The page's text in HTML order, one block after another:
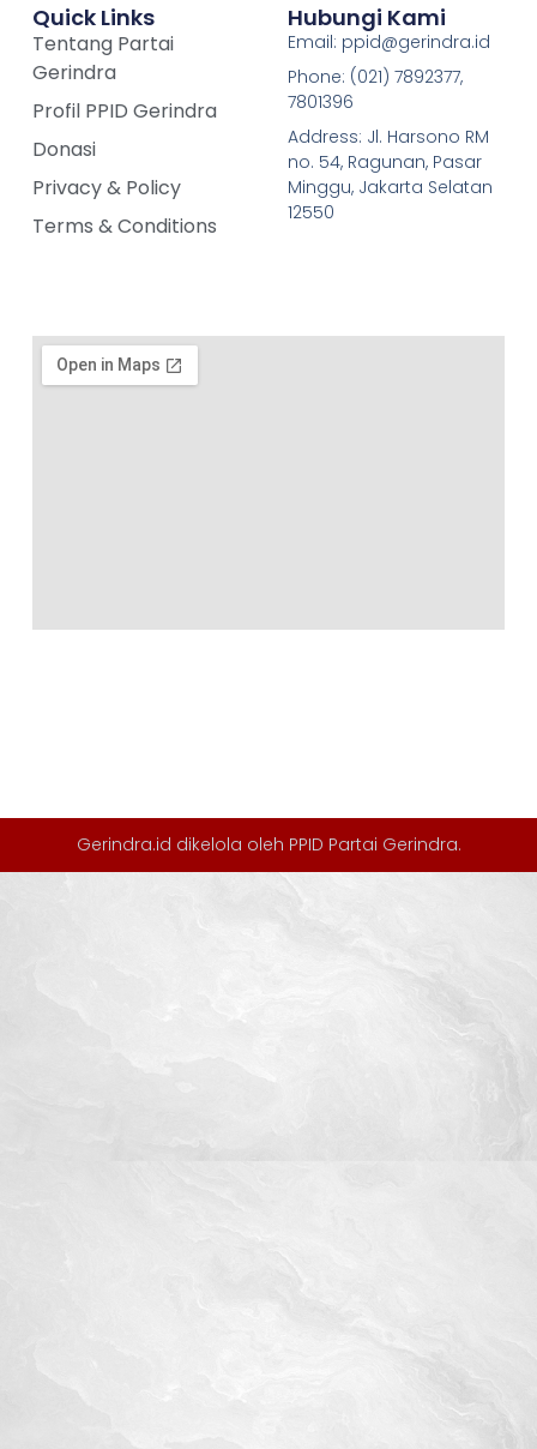
Quick Links
Tentang Partai
Gerindra
Profil PPID Gerindra
Donasi
Privacy & Policy
Terms & Conditions
Hubungi Kami
Email: ppid@gerindra.id
Phone: (021) 7892377,
7801396
Address: Jl. Harsono RM
no. 54, Ragunan, Pasar
Minggu, Jakarta Selatan
12550
Gerindra.id dikelola oleh PPID Partai Gerindra.